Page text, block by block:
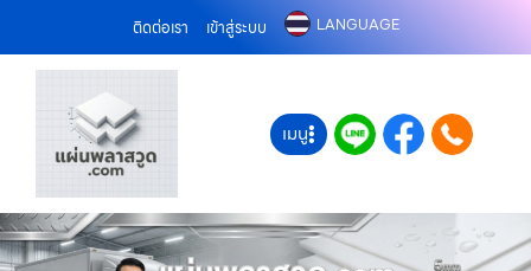
ติดต่อเรา เข้าสู่ระบบ LANGUAGE
เมนู